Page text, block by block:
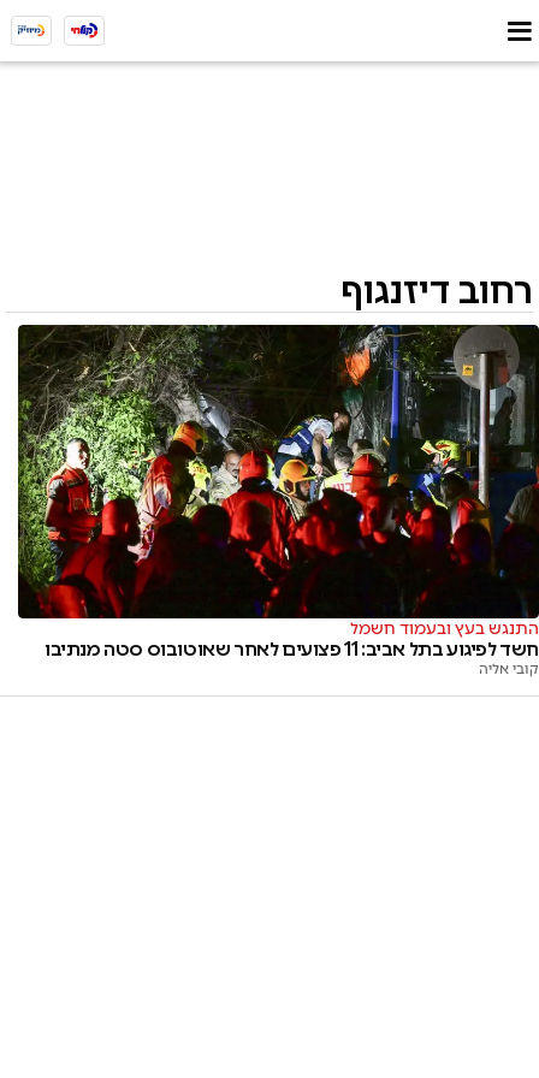
רחוב דיזנגוף
התנגש בעץ ובעמוד חשמל
חשד לפיגוע בתל אביב: 11 פצועים לאחר שאוטובוס סטה מנתיבו
קובי אליה